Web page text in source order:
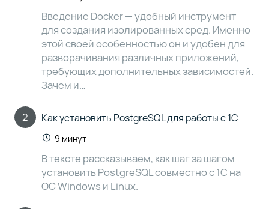
Введение Docker — удобный инструмент
для создания изолированных сред. Именно
этой своей особенностью он и удобен для
разворачивания различных приложений,
требующих дополнительных зависимостей.
Зачем и…
2 Как установить PostgreSQL для работы с 1С
9 минут
В тексте рассказываем, как шаг за шагом
установить PostgreSQL совместно с 1С на
ОС Windows и Linux.